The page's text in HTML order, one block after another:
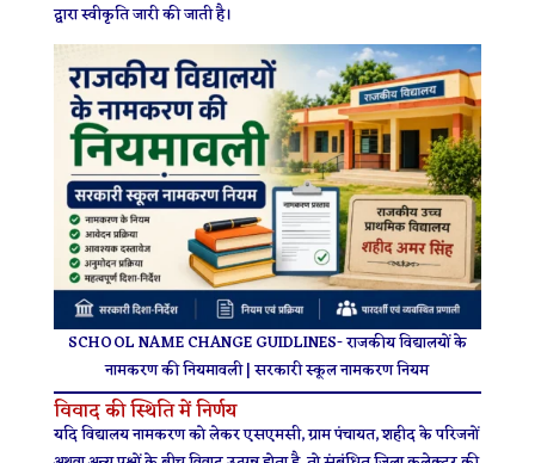
द्वारा स्वीकृति जारी की जाती है।
SCHOOL NAME CHANGE GUIDLINES- राजकीय विद्यालयों के
नामकरण की नियमावली | सरकारी स्कूल नामकरण नियम
विवाद की स्थिति में निर्णय
यदि विद्यालय नामकरण को लेकर एसएमसी, ग्राम पंचायत, शहीद के परिजनों